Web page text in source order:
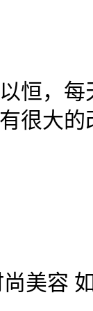
恒，
很大的
美容